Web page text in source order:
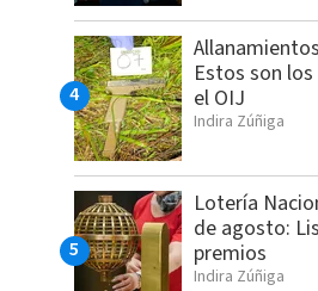
Estos son
el OIJ
Indira Zúñiga
Lotería
de agosto:
premios
Indira Zúñiga